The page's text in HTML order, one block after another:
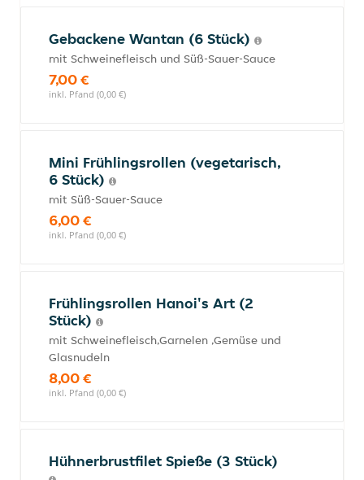
Gebackene Wantan (6 Stück)
mit Schweinefleisch und Süß-Sauer-Sauce
7,00 €
inkl. Pfand (0,00 €)
Mini Frühlingsrollen (vegetarisch,
6 Stück)
mit Süß-Sauer-Sauce
6,00 €
inkl. Pfand (0,00 €)
Frühlingsrollen Hanoi's Art (2
Stück)
mit Schweinefleisch,Garnelen ,Gemüse und
Glasnudeln
8,00 €
inkl. Pfand (0,00 €)
Hühnerbrustfilet Spieße (3 Stück)